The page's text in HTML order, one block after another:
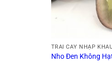
TRÁI CÂY NHẬP
Nho Đen Không